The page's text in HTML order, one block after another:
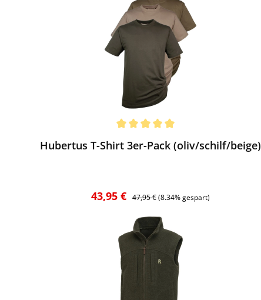
Hubertus T-Shirt 3er-Pack (oliv/schilf/beige)
Verkaufspreis:
43,95 € Regulärer Preis:
47,95 € (8.34% gespart)